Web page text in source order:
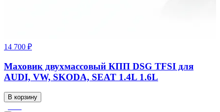
14 700 ₽
Маховик двухмассовый КПП DSG TFSI для
AUDI, VW, SKODA, SEAT 1.4L 1.6L
В корзину